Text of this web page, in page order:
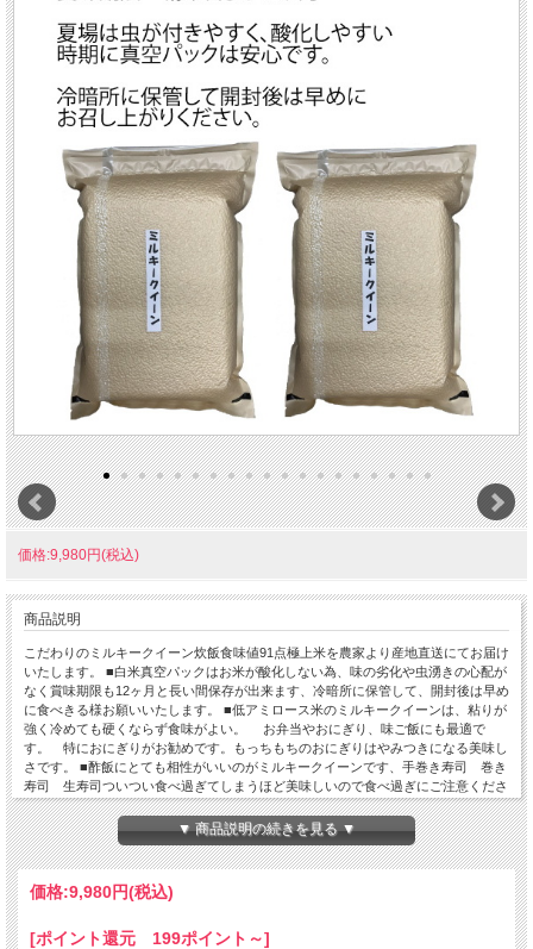
価格:9,980円(税込)
商品説明
こだわりの ミルキークイーン炊飯食味値91点極上米を農家より 産地直送にてお届け
いたします。 ■白米真空パックはお米が酸化しない為、味の劣化や虫湧きの心配が
なく賞味期限も12ヶ月と長い間保存が出来ます、冷暗所に保管して、開封後は早め
に食べきる様お願いいたします。 ■低アミロース米のミルキークイーンは、粘りが
強く冷めても硬くならず食味がよい。 お弁当やおにぎり、味ご飯にも最適で
す。 特におにぎりがお勧めです。もっちもちのおにぎりはやみつきになる美味し
さです。 ■酢飯にとても相性がいいのがミルキークイーンです、手巻き寿司 巻き
寿司 生寿司ついつい食べ過ぎてしまうほど美味しいので食べ過ぎにご注意くださ
い。 ■お粥や雑炊もお勧めです、ポッタリと甘く、この味わいはミルキークイーン
で無ければ味わえない美味しさです。 ■ミルキークイーンを他のお米に混ぜて炊く
と、炊いたご飯がいつもよりモチモチしてとても美味しくなる魔法のお米です。
令和7年産米は、栽培方法に手を加えより美味しく頂けるお米を目指しました。 ■
稲の根の写真でほぼ白い根の変わりました。土壌酸度ＰＨ6.5以上で育てると全面
真っ白な根になります、数年かけてようやくここまで白くなりました。白い根は赤
のＰＨを変えるのはとても大変なことで、今後も白い根を維持できるよう土壌改良
▼ 商品説明の続きを見る ▼
価格:9,980円(税込)
[ポイント還元 199ポイント～]